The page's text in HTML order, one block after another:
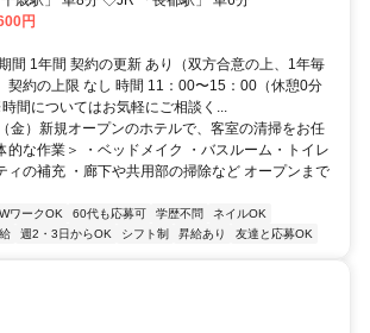
円
間 1年間 契約の更新 あり（双方合意の上、1年毎
契約の上限 なし 時間 11：00〜15：00（休憩0分
間についてはお気軽にご相談く...
金）新規オープンのホテルで、客室の清掃をお任
的な作業＞ ・ベッドメイク ・バスルーム・トイレ
ィの補充 ・廊下や共用部の掃除など オープンまで
ワークOK 60代も応募可 学歴不問
ネイルOK
週2・3日からOK シフト制 昇給あり 友達と応募OK